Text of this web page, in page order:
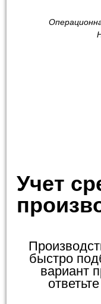
Учет
быстро
вариант